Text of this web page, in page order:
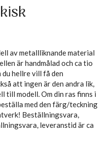
av metallliknande material
är handmålad och ca tio
du hellre vill få den
att ingen är den andra lik,
till modell. Om din ras finns i
med den färg/teckning
Beställningsvara,
leveranstid är ca